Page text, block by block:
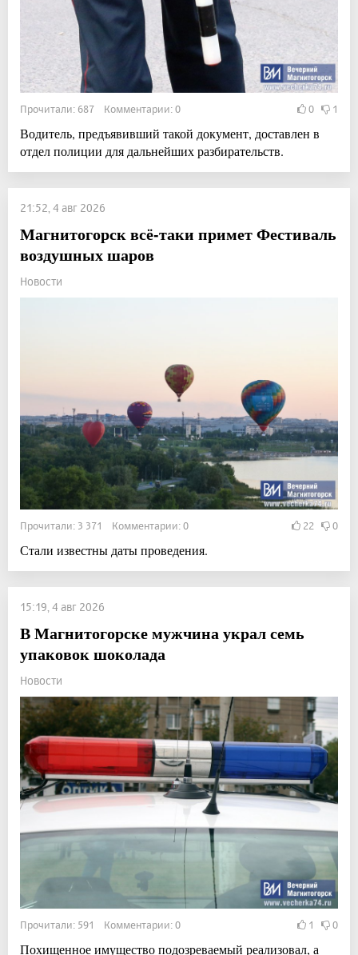
Прочитали: 687 Комментарии: 0 0 1
Водитель, предъявивший такой документ, доставлен в
отдел полиции для дальнейших разбирательств.
21:52, 4 авг 2026
Магнитогорск всё-таки примет Фестиваль
воздушных шаров
Новости
Прочитали: 3 371 Комментарии: 0 22 0
Стали известны даты проведения.
15:19, 4 авг 2026
В Магнитогорске мужчина украл семь
упаковок шоколада
Новости
Прочитали: 591 Комментарии: 0 1 0
Похищенное имущество подозреваемый реализовал, а